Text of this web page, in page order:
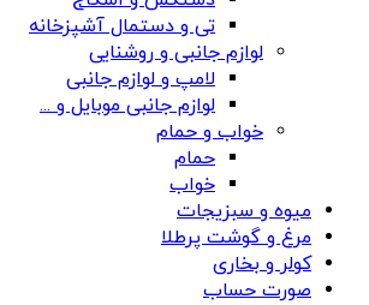
تی و دستمال آشپزخانه
لوازم جانبی و روشنایی
لامپ و لوازم جانبی
لوازم جانبی موبایل و ...
خواب و حمام
حمام
خواب
میوه و سبزیجات
مرغ و گوشت پرطلا
کولر و بخاری
صورت حساب